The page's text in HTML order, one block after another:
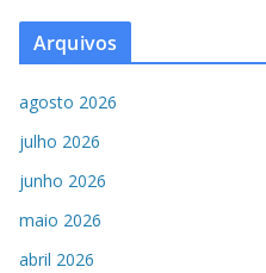
Arquivos
agosto 2026
julho 2026
junho 2026
maio 2026
abril 2026